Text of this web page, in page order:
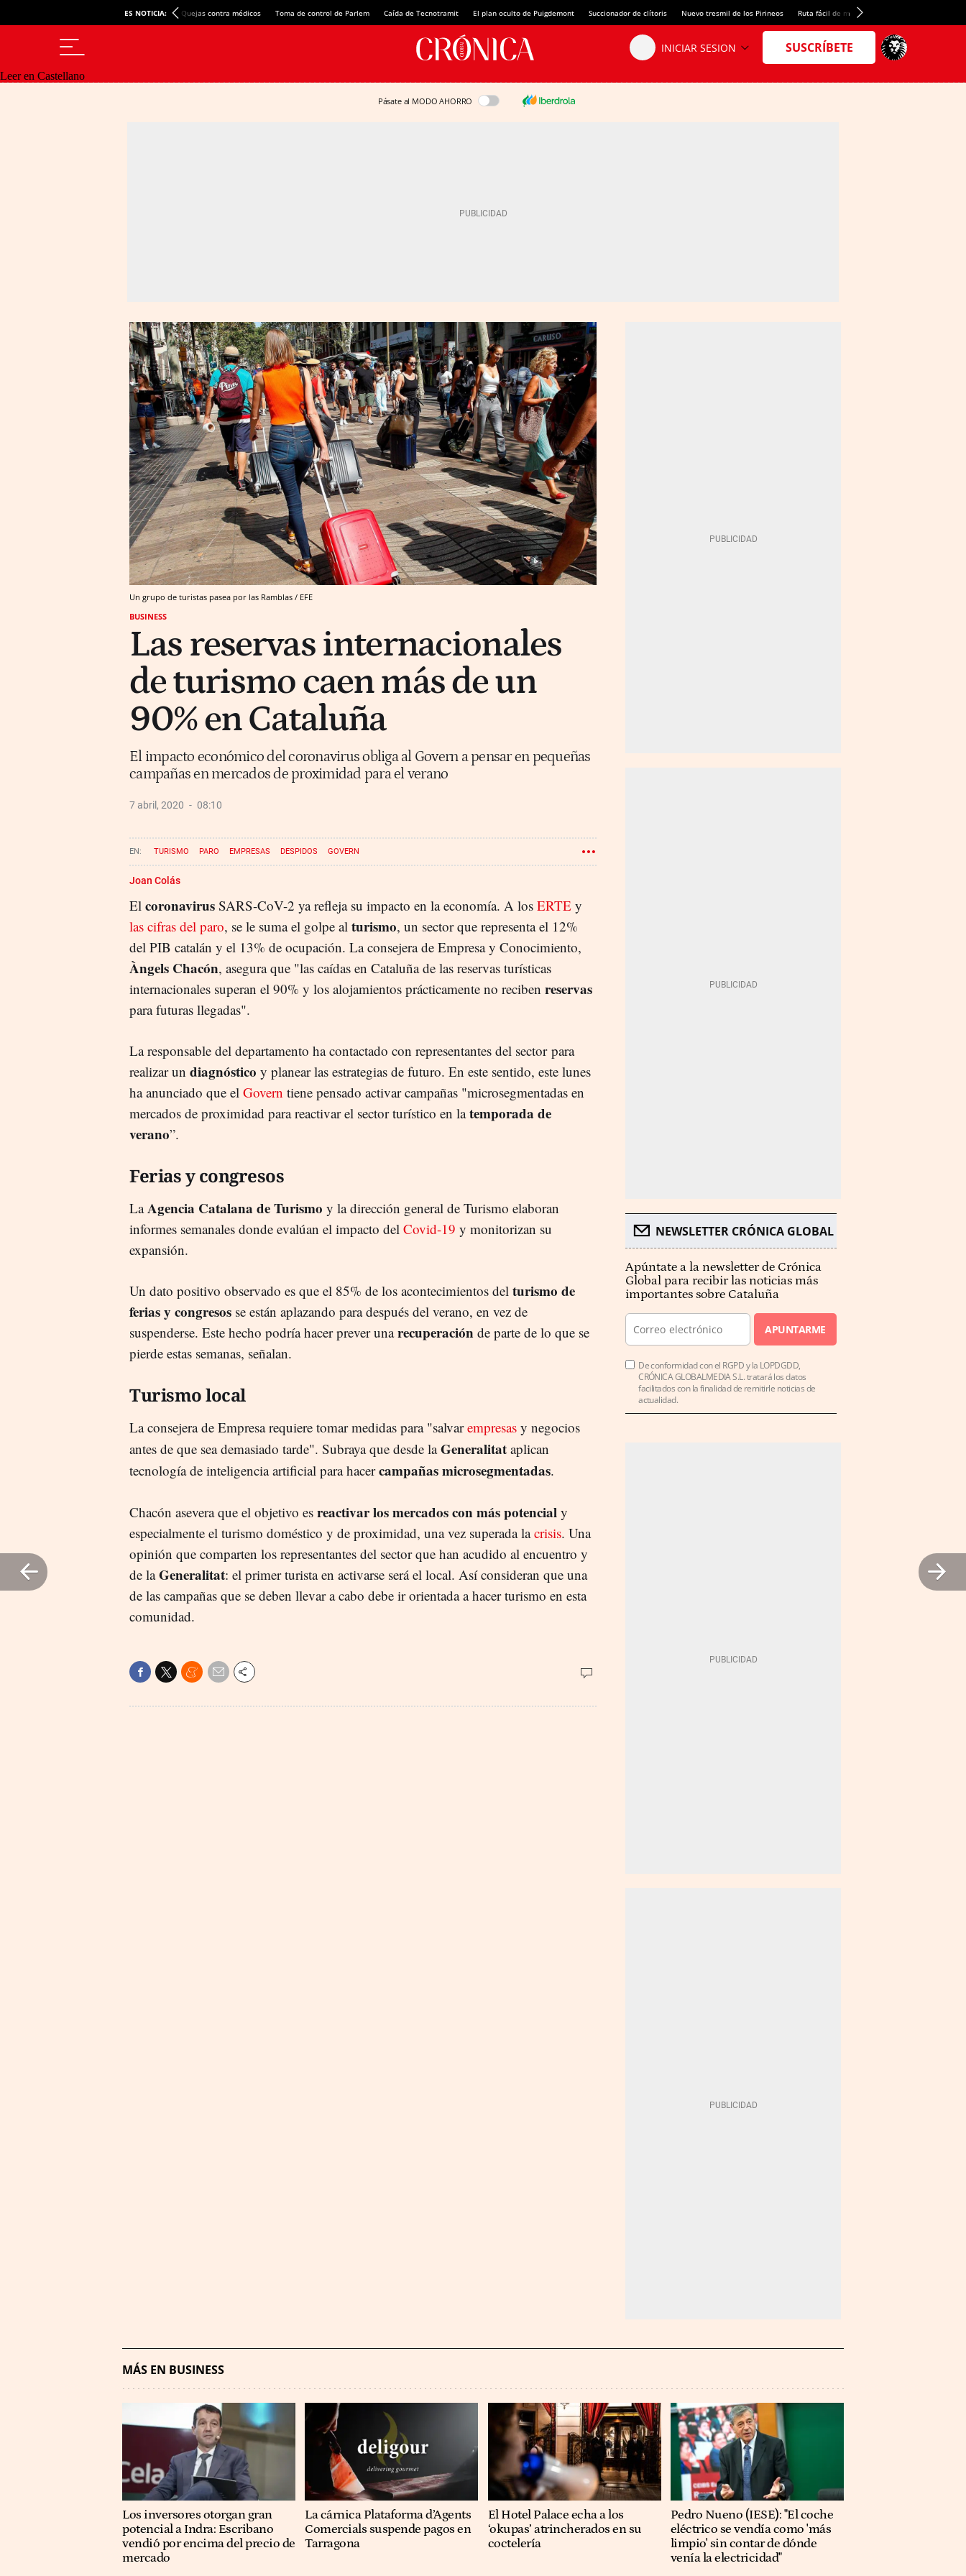
ES NOTICIA: Quejas contra médicos Toma de control de Parlem Caída de Tecnotramit El plan oculto de Puigdemont Succionador de clítoris Nuevo tresmil de los Pirineos Ruta fácil de montaña
Leer en Castellano
Pásate al MODO AHORRO
Un grupo de turistas pasea por las Ramblas / EFE
BUSINESS
Las reservas internacionales
de turismo caen más de un
90% en Cataluña
El impacto económico del coronavirus obliga al Govern a pensar en pequeñas
campañas en mercados de proximidad para el verano
7 abril, 2020 08:10
TURISMO PARO EMPRESAS DESPIDOS GOVERN
Joan Colás
El coronavirus SARS-CoV-2 ya refleja su impacto en la economía. A los ERTE y
las cifras del paro, se le suma el golpe al turismo, un sector que representa el 12%
del PIB catalán y el 13% de ocupación. La consejera de Empresa y Conocimiento,
Àngels Chacón, asegura que "las caídas en Cataluña de las reservas turísticas
internacionales superan el 90% y los alojamientos prácticamente no reciben reservas
para futuras llegadas".
La responsable del departamento ha contactado con representantes del sector para
realizar un diagnóstico y planear las estrategias de futuro. En este sentido, este lunes
ha anunciado que el Govern tiene pensado activar campañas "microsegmentadas en
mercados de proximidad para reactivar el sector turístico en latemporada de
verano”.
Ferias y congresos
LaAgencia Catalana de Turismo y la dirección general de Turismo elaboran
informes semanales donde evalúan el impacto del Covid-19 y monitorizan su
expansión.
Un dato positivo observado es que el 85% de los acontecimientos del turismo de
ferias y congresos se están aplazando para después del verano, en vez de
suspenderse. Este hecho podría hacer prever unarecuperación de parte de lo que se
pierde estas semanas, señalan.
Turismo local
La consejera de Empresa requiere tomar medidas para "salvarempresas y negocios
antes de que sea demasiado tarde". Subraya que desde laGeneralitat aplican
tecnología de inteligencia artificial para hacercampañas microsegmentadas.
Chacón asevera que el objetivo es reactivar los mercados con más potencial y
especialmente el turismo doméstico y de proximidad, una vez superada lacrisis. Una
opinión que comparten los representantes del sector que han acudido al encuentro y
de laGeneralitat: el primer turista en activarse será el local. Así consideran que una
de las campañas que se deben llevar a cabo debe ir orientada a hacer turismo en esta
comunidad.
NEWSLETTER CRÓNICA GLOBAL
Apúntate a la newsletter de Crónica
Global para recibir las noticias más
importantes sobre Cataluña
APUNTARME
De conformidad con el RGPD y la LOPDGDD,
CRÓNICA GLOBALMEDIA S.L. tratará los datos
facilitados con la finalidad de remitirle noticias de
actualidad.
MÁS EN BUSINESS
Los inversores otorgan gran
potencial a Indra: Escribano
vendió por encima del precio de
mercado
La cárnica Plataforma d’Agents
Comercials suspende pagos en
Tarragona
El Hotel Palace echa a los
‘okupas’ atrincherados en su
coctelería
Pedro Nueno (IESE): "El coche
eléctrico se vendía como 'más
limpio' sin contar de dónde
venía la electricidad"